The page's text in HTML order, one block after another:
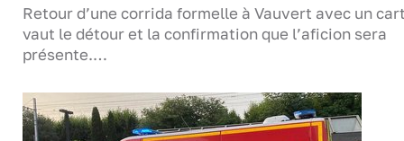
Retour d’une corrida formelle à Vauvert avec un
vaut le détour et la confirmation que l’aficion sera
présente.…